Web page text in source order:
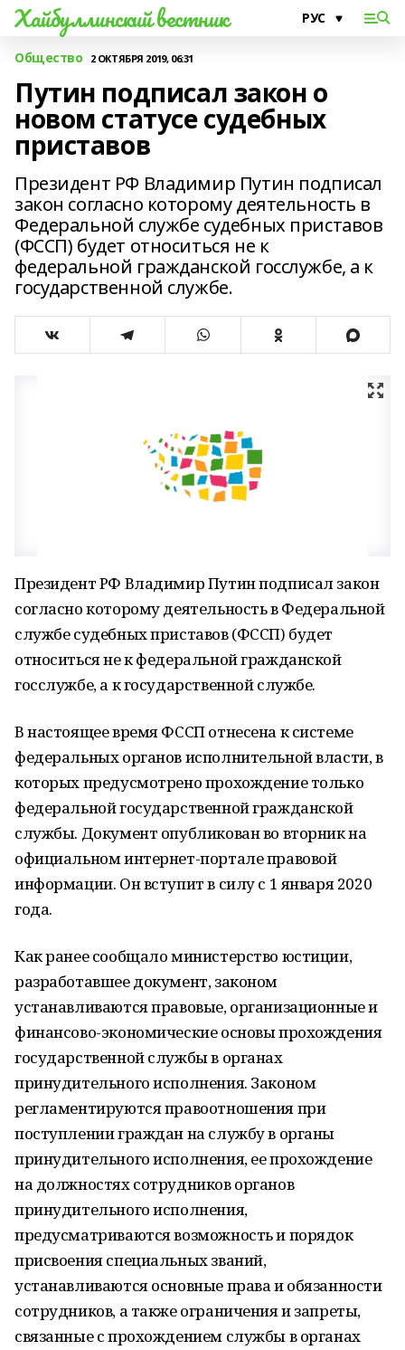
Хайбуллинский вестник
Общество 2 ОКТЯБРЯ 2019, 06:31
Путин подписал закон о
новом статусе судебных
приставов
Президент РФ Владимир Путин подписал
закон согласно которому деятельность в
Федеральной службе судебных приставов
(ФССП) будет относиться не к
федеральной гражданской госслужбе, а к
государственной службе.
Президент РФ Владимир Путин подписал закон
согласно которому деятельность в Федеральной
службе судебных приставов (ФССП) будет
относиться не к федеральной гражданской
госслужбе, а к государственной службе.
В настоящее время ФССП отнесена к системе
федеральных органов исполнительной власти, в
которых предусмотрено прохождение только
федеральной государственной гражданской
службы. Документ опубликован во вторник на
официальном интернет-портале правовой
информации. Он вступит в силу с 1 января 2020
года.
Как ранее сообщало министерство юстиции,
разработавшее документ, законом
устанавливаются правовые, организационные и
финансово-экономические основы прохождения
государственной службы в органах
принудительного исполнения. Законом
регламентируются правоотношения при
поступлении граждан на службу в органы
принудительного исполнения, ее прохождение
на должностях сотрудников органов
принудительного исполнения,
предусматриваются возможность и порядок
присвоения специальных званий,
устанавливаются основные права и обязанности
сотрудников, а также ограничения и запреты,
связанные с прохождением службы в органах